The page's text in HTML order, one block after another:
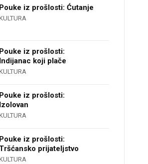
Pouke iz prošlosti: Ćutanje
Pouke iz prošlosti:
Indijanac koji plače
Pouke iz prošlosti:
Izolovan
Pouke iz prošlosti:
Tršćansko prijateljstvo